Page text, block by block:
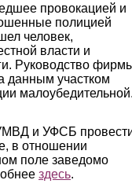
провокацией и
полицией
человек,
власти и
Руководство
данным участком
и УФСБ
в отношении
поле заведомо
здесь.